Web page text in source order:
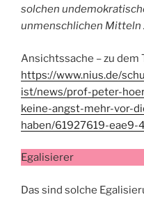
solchen
unmenschlichen Mitteln
Ansichtssache – zu dem
https://www.nius.de/
ist/news/prof-peter-
keine-angst-mehr-vor-
haben/61927619-
Egalisierer
Das sind solche